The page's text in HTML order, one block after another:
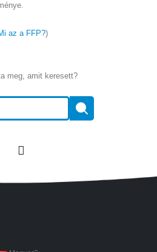
az a FFP?)
meg, amit keresett?